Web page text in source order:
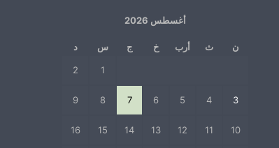
أغسطس 2026
ن ث أرب خ ج س د
1
2
3
4
5
6
7
8
9
10
11
12
13
14
15
16